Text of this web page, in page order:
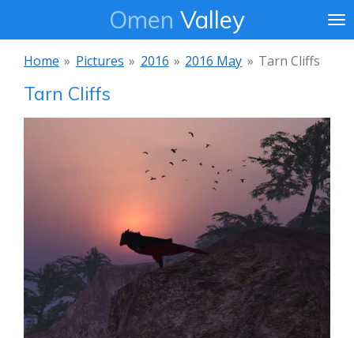
naar
hoofdinhoud
Omen Valley
Home » Pictures » 2016 » 2016 May » Tarn Cliffs
Tarn Cliffs